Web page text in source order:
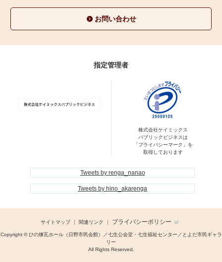
お問い合わせ
指定管理者
株式会社ケイミックス
パブリックビジネスは
「プライバシーマーク」を
取得しております
Tweets by renga_nanao
Tweets by hino_akarenga
サイトマップ 関連リンク プライバシーポリシー
Copyright © ひの煉瓦ホール（日野市民会館）／七生公会堂・七生福祉センター／とよだ市民ギャラ
リー
All Rights Reserved.